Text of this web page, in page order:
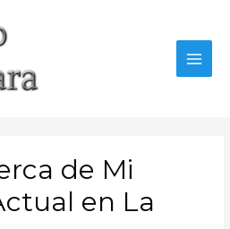
de Mi
en La